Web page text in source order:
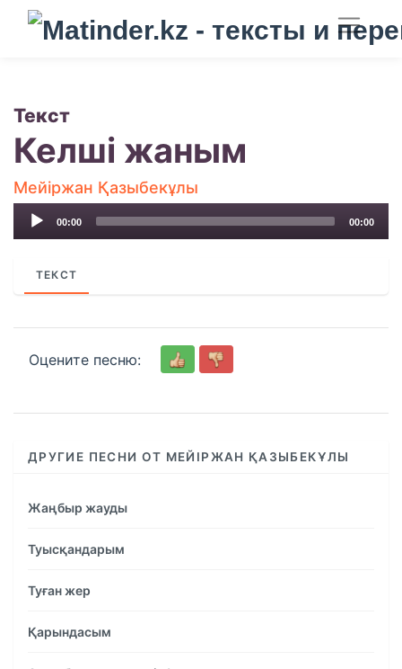
Текст
Келші жаным
Мейіржан Қазыбекұлы
Audio
00:00 00:00
ТЕКСТ
Оцените песню:
ДРУГИЕ ПЕСНИ ОТ МЕЙІРЖАН ҚАЗЫБЕКҰЛЫ
Жаңбыр жауды
Туысқандарым
Туған жер
Қарындасым